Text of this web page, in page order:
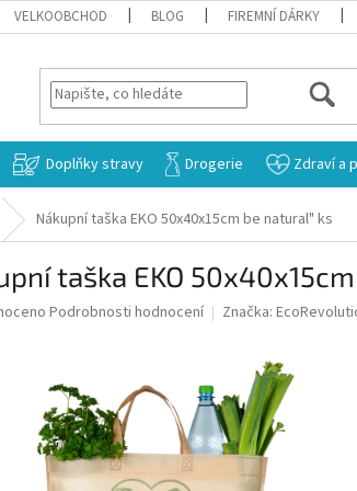
VELKOOBCHOD BLOG FIREMNÍ DÁRKY
HLEDAT
Doplňky stravy Drogerie Zdraví a
Nákupní taška EKO 50x40x15cm be natural" ks
taška EKO
Podrobnosti hodnocení Značka: